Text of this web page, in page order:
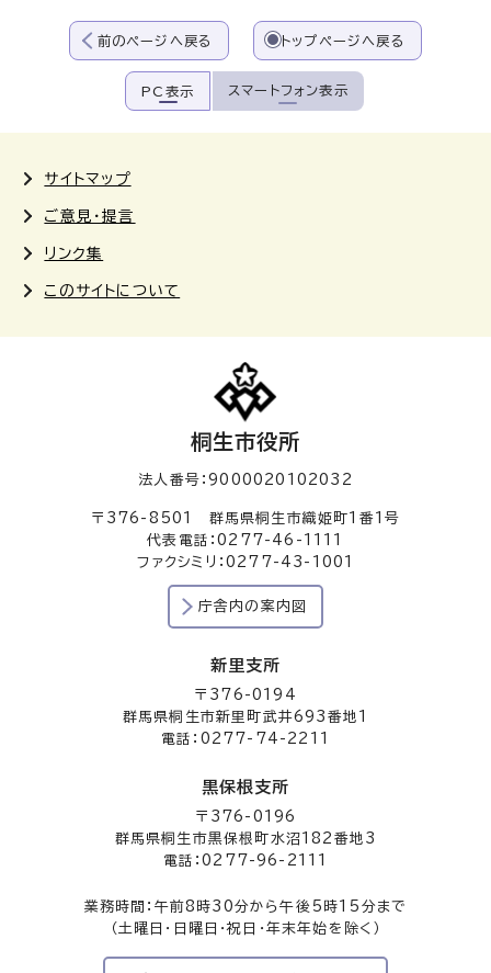
前のページへ戻る トップページへ戻る
PC表示 スマートフォン表示
サイトマップ
ご意見・提言
リンク集
このサイトについて
桐生市役所
法人番号：9000020102032
〒376-8501 群馬県桐生市織姫町1番1号
代表電話：0277-46-1111
ファクシミリ：0277-43-1001
庁舎内の案内図
新里支所
〒376-0194
群馬県桐生市新里町武井693番地1
電話：0277-74-2211
黒保根支所
〒376-0196
群馬県桐生市黒保根町水沼182番地3
電話：0277-96-2111
業務時間：午前8時30分から午後5時15分まで
（土曜日・日曜日・祝日・年末年始を除く）